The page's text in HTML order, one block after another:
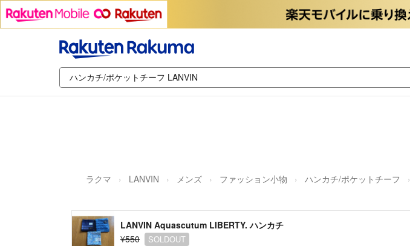
ラクマ LANVIN メンズ ファッション小物 ハンカチ/ポケットチーフ
LANVIN Aquascutum LIBERTY. ハンカチ
¥550
SOLDOUT